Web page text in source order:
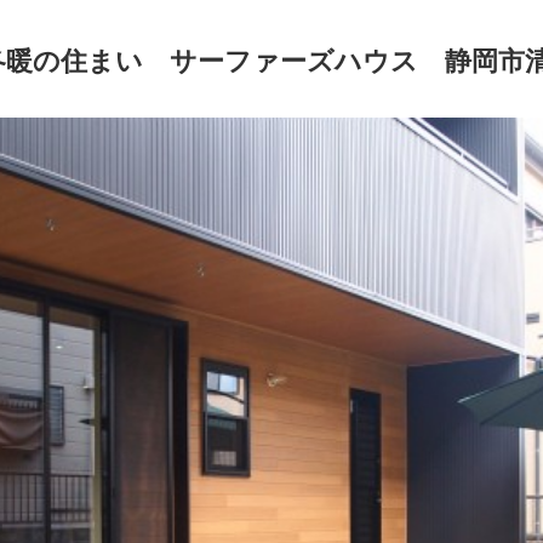
暖の住まい サーファーズハウス 静岡市